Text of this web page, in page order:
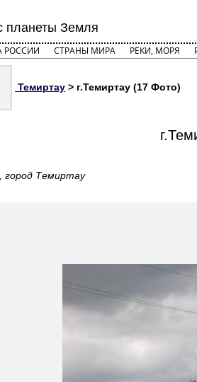
планеты Земля
РОССИИ СТРАНЫ МИРА РЕКИ, МОРЯ
Темиртау > г.Темиртау (17 Фото)
город Темиртау